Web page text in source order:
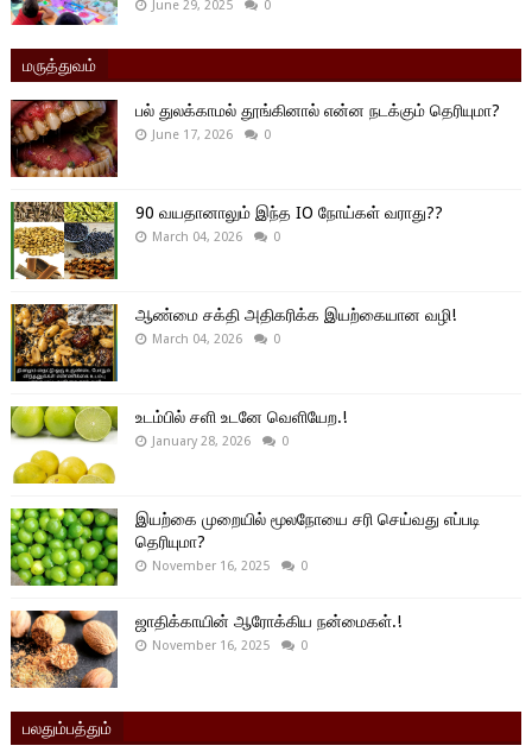
June 29, 2025 0
மருத்துவம்
பல் துலக்காமல் தூங்கினால் என்ன நடக்கும் தெரியுமா?
June 17, 2026 0
90 வயதானாலும் இந்த IO நோய்கள் வராது??
March 04, 2026 0
ஆண்மை சக்தி அதிகரிக்க இயற்கையான வழி!
March 04, 2026 0
உடம்பில் சளி உடனே வெளியேற.!
January 28, 2026 0
இயற்கை முறையில் மூலநோயை சரி செய்வது எப்படி
தெரியுமா?
November 16, 2025 0
ஜாதிக்காயின் ஆரோக்கிய நன்மைகள்.!
November 16, 2025 0
பலதும்பத்தும்